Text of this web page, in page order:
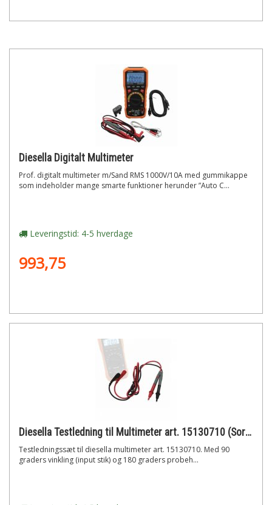
Diesella Digitalt Multimeter
Prof. digitalt multimeter m/Sand RMS 1000V/10A med gummikappe
som indeholder mange smarte funktioner herunder ”Auto C...
Leveringstid: 4-5 hverdage
993,75
Diesella Testledning til Multimeter art. 15130710 (Sort+Rød)
Testledningssæt til diesella multimeter art. 15130710. Med 90
graders vinkling (input stik) og 180 graders probeh...